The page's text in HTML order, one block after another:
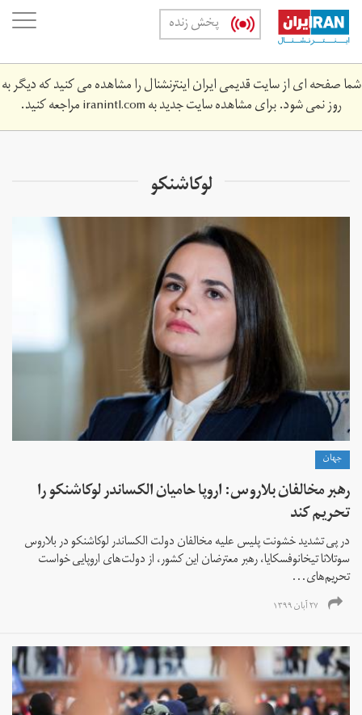
Skip
main
content
پخش زنده
شما صفحه ای از سایت قدیمی ایران اینترنشنال را مشاهده می کنید که دیگر به
روز نمی شود. برای مشاهده سایت جدید بهiranintl.comمراجعه کنید.
لوکاشنکو
جهان
رهبر مخالفان بلاروس: اروپا حامیان الکساندر لوکاشنکو را
تحریم کند
در پی تشدید خشونت پلیس علیه مخالفان دولت الکساندر لوکاشنکو در بلاروس
سوتلانا تیخانوفسکایا، رهبر معترضان این کشور، از دولت‌های اروپایی خواست
تحریم‌های...
۲۷ آبان ۱۳۹۹